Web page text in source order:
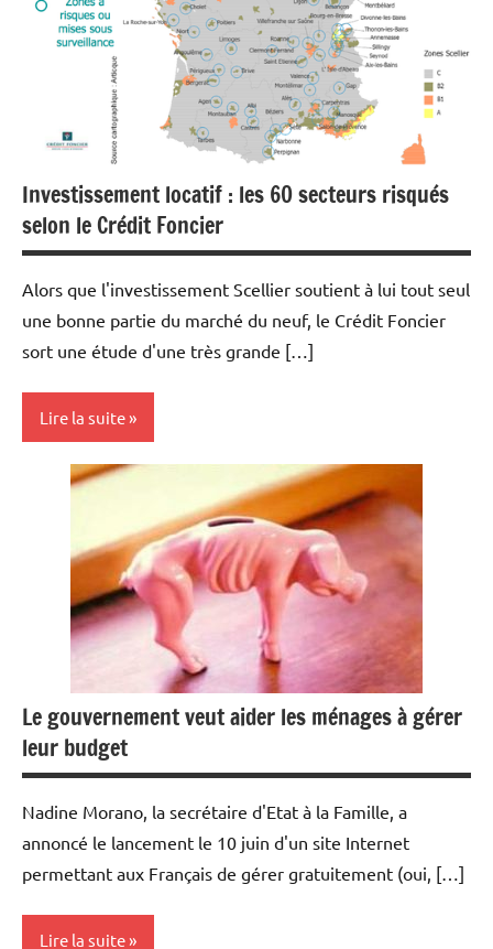
Pratique
Investissement locatif : les 60 secteurs risqués
selon le Crédit Foncier
Alors que l'investissement Scellier soutient à lui tout seul
une bonne partie du marché du neuf, le Crédit Foncier
sort une étude d'une très grande […]
Lire la suite
Economie
Fiscalité
Immobilier
Indicateurs
Location
Outils
Pratique
Province
Le gouvernement veut aider les ménages à gérer
leur budget
Nadine Morano, la secrétaire d'Etat à la Famille, a
annoncé le lancement le 10 juin d'un site Internet
permettant aux Français de gérer gratuitement (oui, […]
Lire la suite